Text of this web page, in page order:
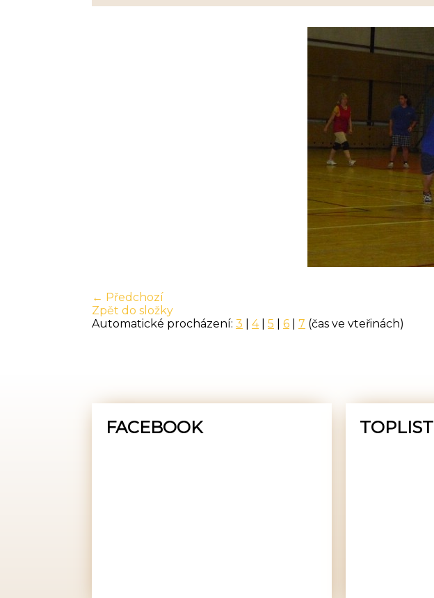
← Předchozí
Zpět do složky
Automatické procházení: 3 4| 5 6 7 (čas ve vteřinách)
FACEBOOK TOPLIST